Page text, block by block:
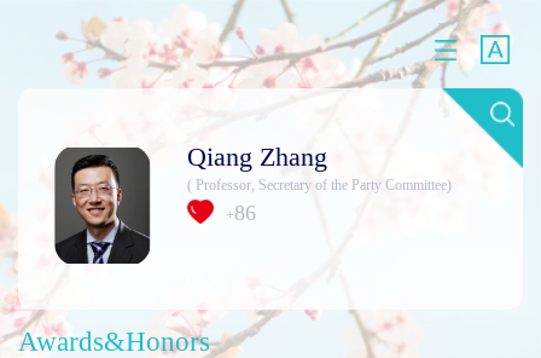
Qiang Zhang
( Professor, Secretary of the Party Committee)
+86
Awards&Honors